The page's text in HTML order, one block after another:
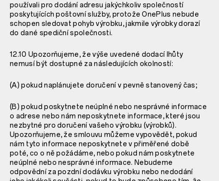
používali pro dodání adresu jakýchkoliv společností
poskytujících poštovní služby, protože OnePlus nebude
schopen sledovat pohyb výrobku, jakmile výrobky dorazí
do dané spediční společnosti.
12.10 Upozorňujeme, že výše uvedené dodací lhůty
nemusí být dostupné za následujících okolností:
(A) pokud naplánujete doručení v pevně stanovený čas;
(B) pokud poskytnete neúplné nebo nesprávné informace
o adrese nebo nám neposkytnete informace, které jsou
nezbytné pro doručení vašeho výrobku (výrobků).
Upozorňujeme, že smlouvu můžeme vypovědět, pokud
nám tyto informace neposkytnete v přiměřené době
poté, co o ně požádáme, nebo pokud nám poskytnete
neúplné nebo nesprávné informace. Nebudeme
odpovědní za pozdní dodávku výrobku nebo nedodání